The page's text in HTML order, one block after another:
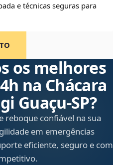
e técnicas seguras para
os melhores
na Chácara
Guaçu‑SP?
reboque confiável na sua
em emergências
eficiente, seguro e com